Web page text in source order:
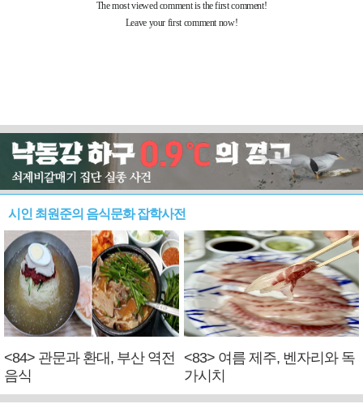
시인 최원준의 음식문화 잡학사전
<84> 관문과 환대, 부산 역전
음식
<83> 여름 제주, 벤자리와 독
가시치